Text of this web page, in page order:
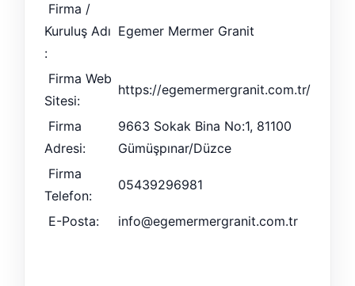
Firma /
Kuruluş Adı
:
Egemer Mermer Granit
Firma Web
Sitesi:
https://egemermergranit.com.tr/
Firma
Adresi:
9663 Sokak Bina No:1, 81100
Gümüşpınar/Düzce
Firma
Telefon:
05439296981
E-Posta: info@egemermergranit.com.tr